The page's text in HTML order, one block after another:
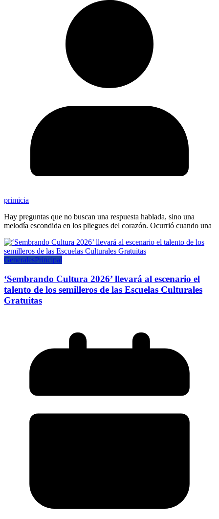
primicia
Hay preguntas que no buscan una respuesta hablada, sino una
melodía escondida en los pliegues del corazón. Ocurrió cuando una
GeneralesPrincipal
‘Sembrando Cultura 2026’ llevará al escenario el
talento de los semilleros de las Escuelas Culturales
Gratuitas